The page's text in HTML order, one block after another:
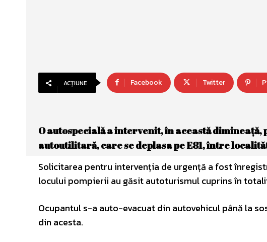
ACȚIUNE Facebook Twitter
O autospecială a intervenit, în această
autoutilitară, care se deplasa pe E81, între
Solicitarea pentru intervenția de urgență a fost
locului pompierii au găsit autoturismul cuprins în
Ocupantul s-a auto-evacuat din autovehicul până la
din acesta.